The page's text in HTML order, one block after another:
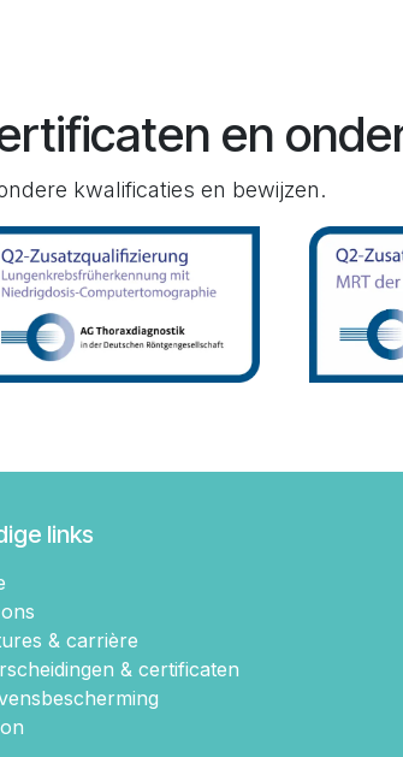
en
kwalificaties en bewijzen.
links
& carrière
& certificaten